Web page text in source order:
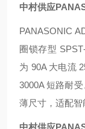
中村供应
PANASONIC
圈锁存型
为 90A 大电流
3000A 短路耐
薄尺寸，适配智
中村供应